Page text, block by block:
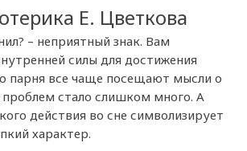
Е. Цветкова
– неприятный знак. Вам
силы для достижения
парня все чаще посещают мысли о
стало слишком много. А
действия во сне символизирует
характер.